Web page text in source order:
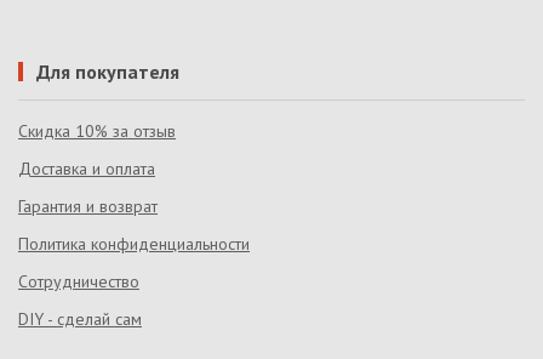
Для покупателя
Скидка 10% за отзыв
Доставка и оплата
Гарантия и возврат
Политика конфиденциальности
Сотрудничество
DIY - сделай сам